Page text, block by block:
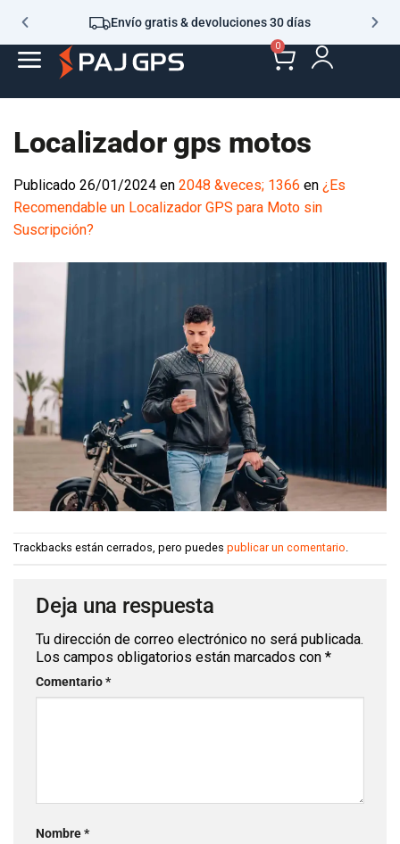
Envío gratis & devoluciones 30 días
0
Localizador gps motos
Publicado 26/01/2024 en 2048 &veces; 1366 en ¿Es
Recomendable un Localizador GPS para Moto sin
Suscripción?
Trackbacks están cerrados, pero puedes publicar un comentario.
Deja una respuesta
Tu dirección de correo electrónico no será publicada.
Los campos obligatorios están marcados con *
Comentario*
Nombre*